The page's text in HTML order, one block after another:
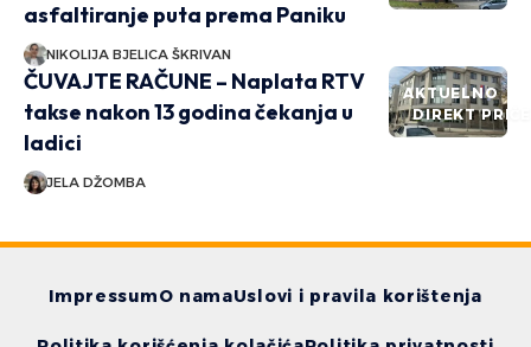
asfaltiranje puta prema Paniku
NIKOLIJA BJELICA ŠKRIVAN
AKTUELNO
DIREKT PRIČE
ČUVAJTE RAČUNE – Naplata RTV
takse nakon 13 godina čekanja u
ladici
JELA DŽOMBA
ImpressumO namaUslovi i pravila korištenja